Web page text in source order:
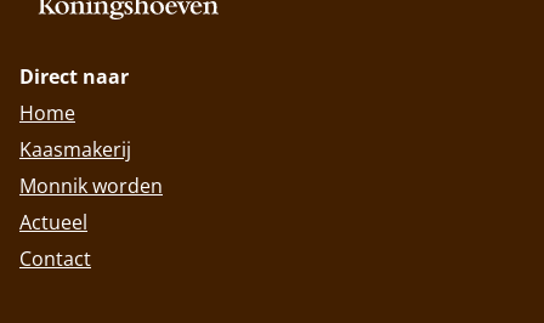
Direct naar
Home
Kaasmakerij
Monnik worden
Actueel
Contact